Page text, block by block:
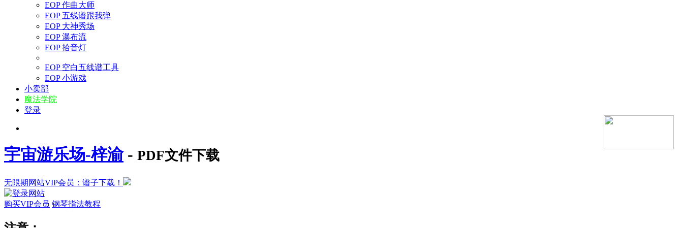
EOP 作曲大师
EOP 五线谱跟我弹
EOP 大神秀场
EOP 瀑布流
EOP 拾音灯
EOP 空白五线谱工具
EOP 小游戏
小卖部
魔法学院
登录
宇宙游乐场-梓渝- PDF文件下载
无限期网站VIP会员：谱子下载！
购买VIP会员 钢琴指法教程